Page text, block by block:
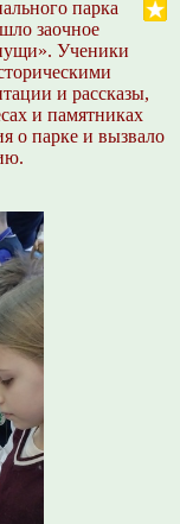
парка
заочное
Ученики
и рассказы,
и памятниках
о парке и вызвало